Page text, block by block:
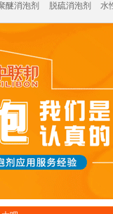
醚消泡剂 脱硫消泡剂 水